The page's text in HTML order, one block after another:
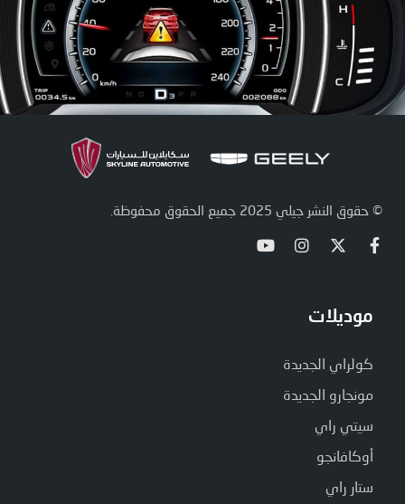
© حقوق النشر جيلي 2025 جميع الحقوق محفوظة.
موديلات
كولراي الجديدة
مونجارو الجديدة
سيتي راي
أوكافانجو
ستار راي